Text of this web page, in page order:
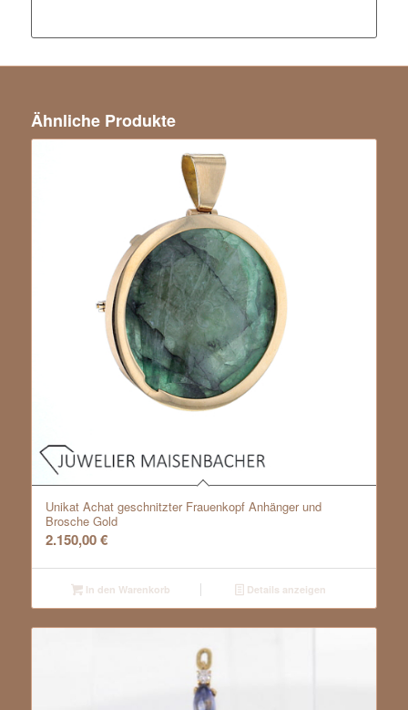
Ähnliche Produkte
Unikat Achat geschnitzter Frauenkopf Anhänger und
Brosche Gold
2.150,00€
In den Warenkorb Details anzeigen